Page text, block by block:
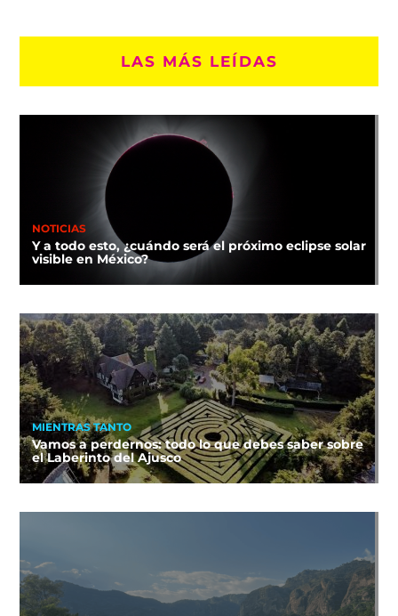
LAS MÁS LEÍDAS
NOTICIAS
Y a todo esto, ¿cuándo será el próximo eclipse solar
visible en México?
MIENTRAS TANTO
Vamos a perdernos: todo lo que debes saber sobre
el Laberinto del Ajusco